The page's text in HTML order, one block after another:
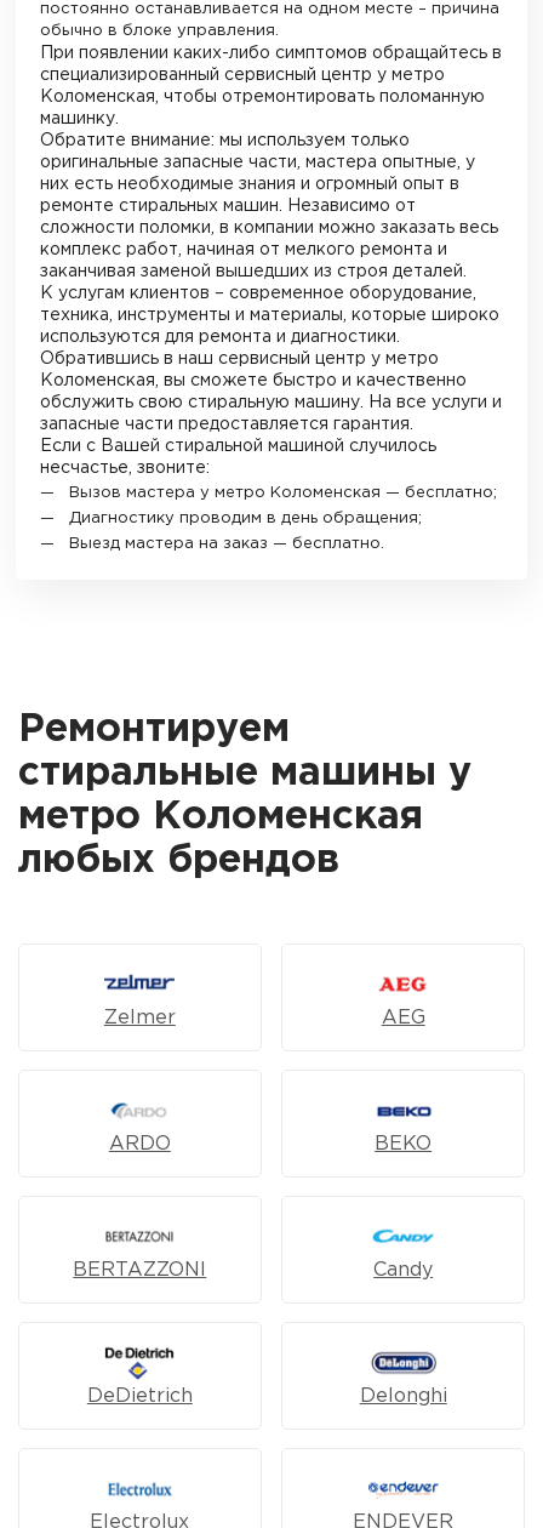
постоянно останавливается на одном месте – причина
обычно в блоке управления.
При появлении каких-либо симптомов обращайтесь в
специализированный сервисный центр у метро
Коломенская
, чтобы отремонтировать поломанную
машинку.
Обратите внимание: мы используем только
оригинальные запасные части, мастера опытные, у
них есть необходимые знания и огромный опыт в
ремонте стиральных машин. Независимо от
сложности поломки, в компании можно заказать весь
комплекс работ, начиная от мелкого ремонта и
заканчивая заменой вышедших из строя деталей.
К услугам клиентов – современное оборудование,
техника, инструменты и материалы, которые широко
используются для ремонта и диагностики.
Обратившись в наш сервисный центр у метро
Коломенская
, вы сможете быстро и качественно
обслужить свою стиральную машину. На все услуги и
запасные части предоставляется гарантия.
Если с Вашей стиральной машиной случилось
несчастье, звоните:
Вызов мастера у метро Коломенская — бесплатно;
Диагностику проводим в день обращения;
Выезд мастера на заказ — бесплатно.
Ремонтируем
стиральные машины у
метро Коломенская
любых брендов
Zelmer AEG
ARDO BEKO
BERTAZZONI Candy
DeDietrich Delonghi
Electrolux ENDEVER